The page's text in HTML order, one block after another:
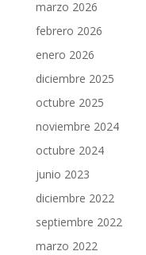
marzo 2026
febrero 2026
enero 2026
diciembre 2025
octubre 2025
noviembre 2024
octubre 2024
junio 2023
diciembre 2022
septiembre 2022
marzo 2022